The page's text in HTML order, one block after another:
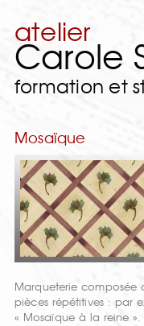
atelier
Carole
formation et
Mosaïque
Marqueterie composée
pièces répétitives : par
« Mosaïque à la reine ».